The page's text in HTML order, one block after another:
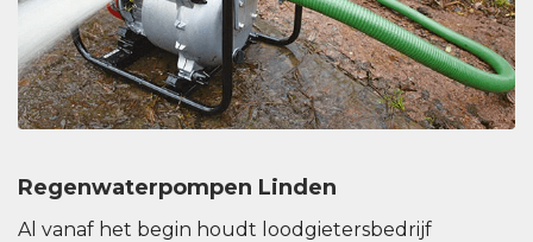
Regenwaterpompen Linden
Al vanaf het begin houdt loodgietersbedrijf